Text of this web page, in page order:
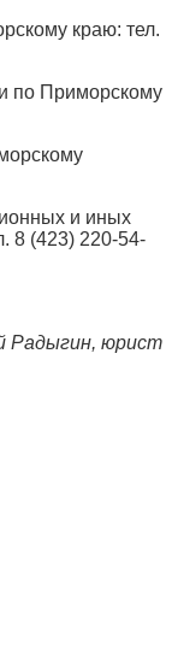
краю: тел.
по Приморскому
и иных
8 (423) 220-54-
Радыгин, юрист